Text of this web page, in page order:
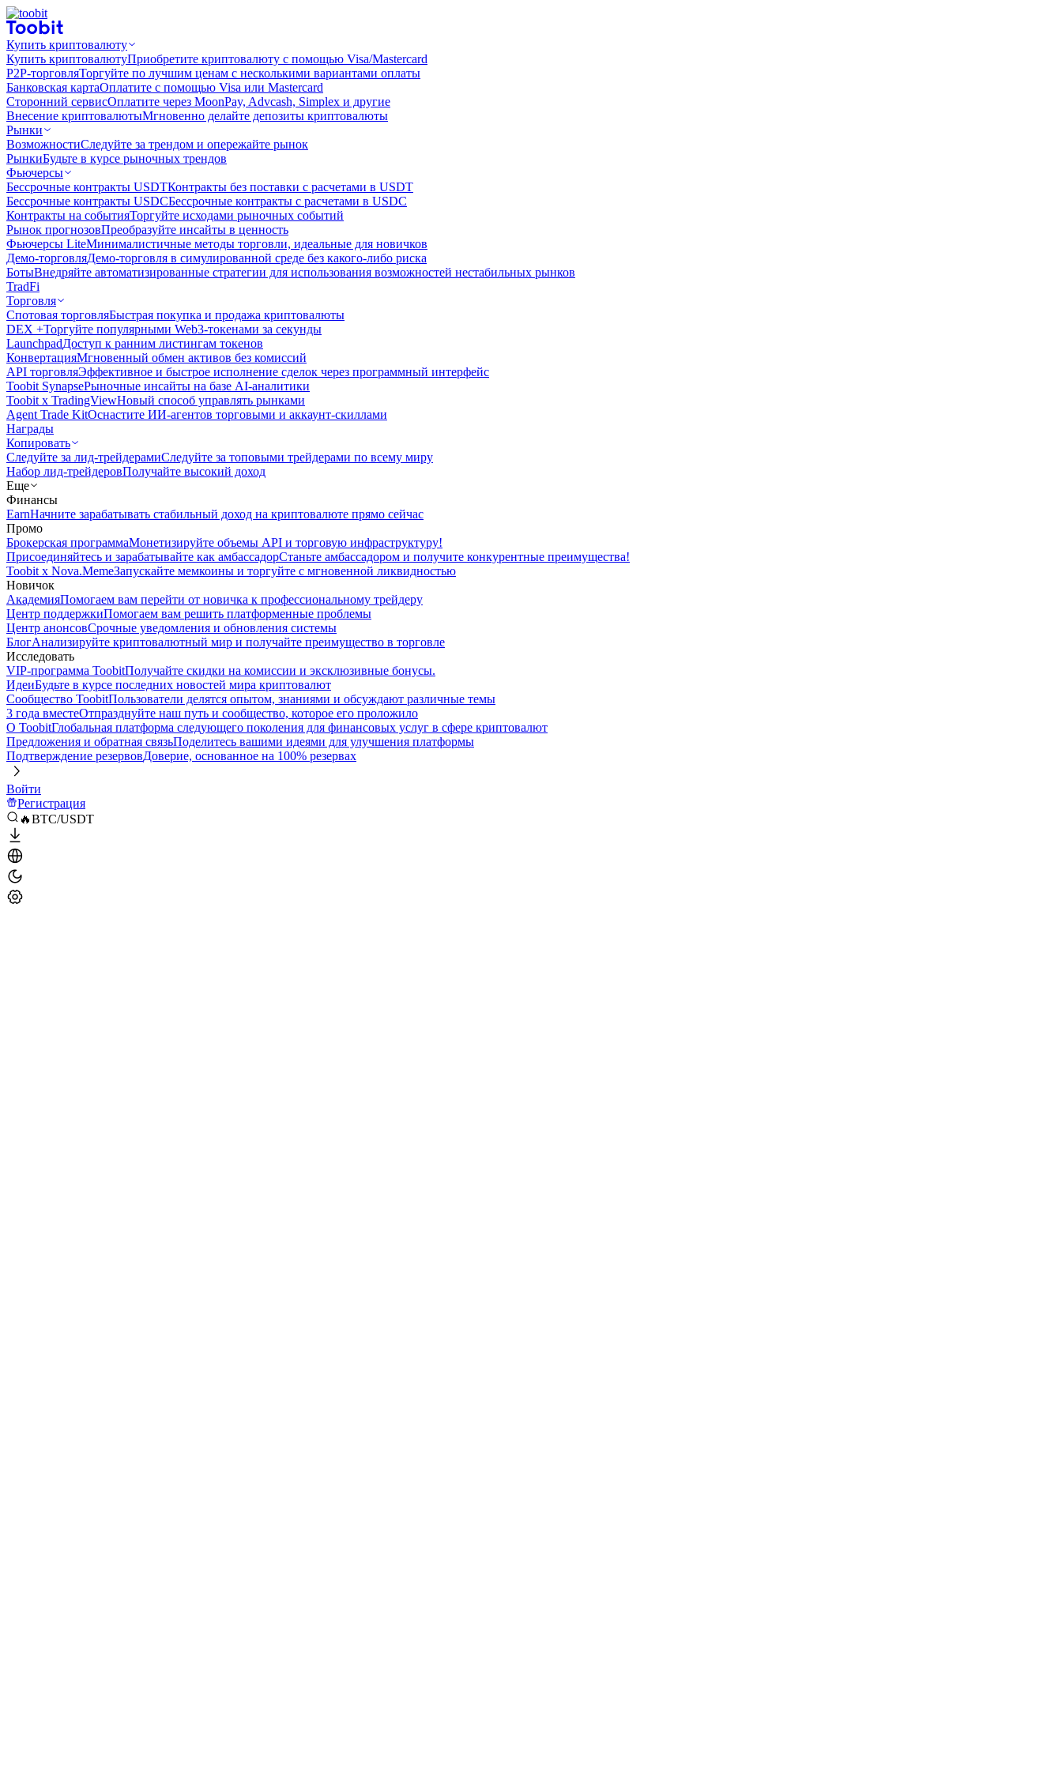
Купить криптовалюту
Купить криптовалютуПриобретите криптовалюту с помощью Visa/Mastercard
P2P-торговляТоргуйте по лучшим ценам с несколькими вариантами оплаты
Банковская картаОплатите с помощью Visa или Mastercard
Сторонний сервисОплатите через MoonPay, Advcash, Simplex и другие
Внесение криптовалютыМгновенно делайте депозиты криптовалюты
Рынки
ВозможностиСледуйте за трендом и опережайте рынок
РынкиБудьте в курсе рыночных трендов
Фьючерсы
Бессрочные контракты USDTКонтракты без поставки с расчетами в USDT
Бессрочные контракты USDCБессрочные контракты с расчетами в USDC
Контракты на событияТоргуйте исходами рыночных событий
Рынок прогнозовПреобразуйте инсайты в ценность
Фьючерсы LiteМинималистичные методы торговли, идеальные для новичков
Демо-торговляДемо-торговля в симулированной среде без какого-либо риска
БотыВнедряйте автоматизированные стратегии для использования возможностей нестабильных рынков
TradFi
Торговля
Спотовая торговляБыстрая покупка и продажа криптовалюты
DEX +Торгуйте популярными Web3-токенами за секунды
LaunchpadДоступ к ранним листингам токенов
КонвертацияМгновенный обмен активов без комиссий
API торговляЭффективное и быстрое исполнение сделок через программный интерфейс
Toobit SynapseРыночные инсайты на базе AI-аналитики
Toobit x TradingViewНовый способ управлять рынками
Agent Trade KitОснастите ИИ-агентов торговыми и аккаунт-скиллами
Награды
Копировать
Следуйте за лид-трейдерамиСледуйте за топовыми трейдерами по всему миру
Набор лид-трейдеровПолучайте высокий доход
Еще
Финансы
EarnНачните зарабатывать стабильный доход на криптовалюте прямо сейчас
Промо
Брокерская программаМонетизируйте объемы API и торговую инфраструктуру!
Присоединяйтесь и зарабатывайте как амбассадорСтаньте амбассадором и получите конкурентные преимущества!
Toobit x Nova.MemeЗапускайте мемкоины и торгуйте с мгновенной ликвидностью
Новичок
АкадемияПомогаем вам перейти от новичка к профессиональному трейдеру
Центр поддержкиПомогаем вам решить платформенные проблемы
Центр анонсовСрочные уведомления и обновления системы
БлогАнализируйте криптовалютный мир и получайте преимущество в торговле
Исследовать
VIP-программа ToobitПолучайте скидки на комиссии и эксклюзивные бонусы.
ИдеиБудьте в курсе последних новостей мира криптовалют
Сообщество ToobitПользователи делятся опытом, знаниями и обсуждают различные темы
3 года вместеОтпразднуйте наш путь и сообщество, которое его проложило
О ToobitГлобальная платформа следующего поколения для финансовых услуг в сфере криптовалют
Предложения и обратная связьПоделитесь вашими идеями для улучшения платформы
Подтверждение резервовДоверие, основанное на 100% резервах
Войти
Регистрация
🔥BTC/USDT